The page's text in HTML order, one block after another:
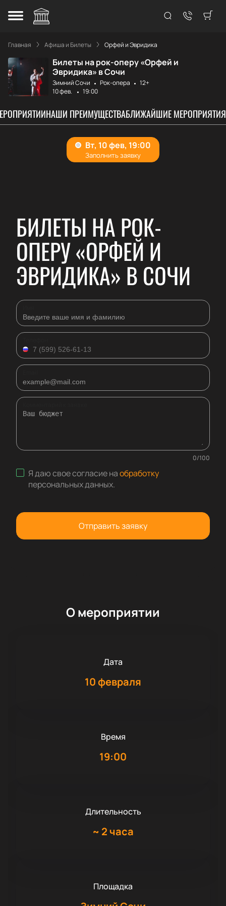
Главная Афиша и Билеты Орфей и Эвридика
Билеты на рок-оперу «Орфей и
Эвридика» в Сочи
Зимний Сочи Рок-опера
12+
10 фев.
19:00
НАШИ ПРЕИМУЩЕСТВАБЛИЖАЙШИЕ МЕРОПРИЯТИЯ
БИЛЕТЫ НА РОК-
ОПЕРУ «ОРФЕЙ И
ЭВРИДИКА» В СОЧИ
0/100
Я даю свое согласие наобработку
персональных данных.
Отправить заявку
О мероприятии
Дата
10 февраля
Время
19:00
Длительность
~ 2 часа
Площадка